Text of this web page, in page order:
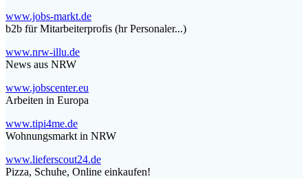
www.jobs-markt.de
b2b für Mitarbeiterprofis (hr Personaler...)
www.nrw-illu.de
News aus NRW
www.jobscenter.eu
Arbeiten in Europa
www.tipi4me.de
Wohnungsmarkt in NRW
www.lieferscout24.de
Pizza, Schuhe, Online einkaufen!